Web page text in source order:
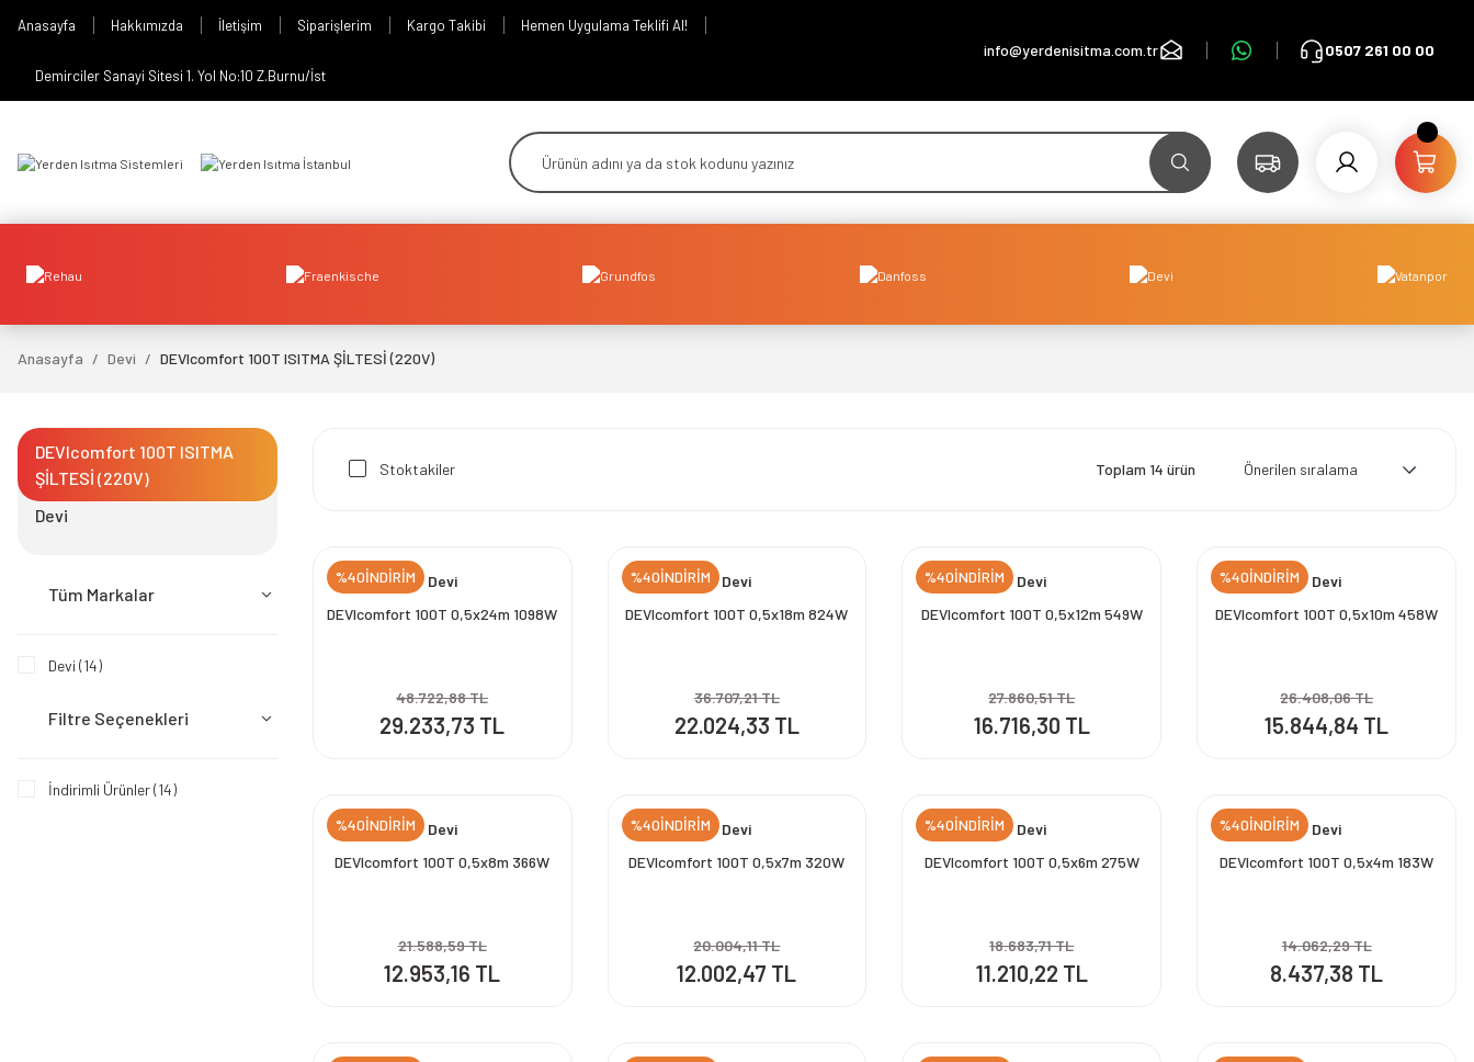
Anasayfa Hakkımızda İletişim Siparişlerim Kargo Takibi Hemen Uygulama Teklifi Al!
Demirciler Sanayi Sitesi 1. Yol No:10 Z.Burnu/İst
info@yerdenisitma.com.tr 0507 261 00 00
Anasayfa Devi DEVIcomfort 100T ISITMA ŞİLTESİ (220V)
DEVIcomfort 100T ISITMA
ŞİLTESİ (220V)
Devi
Tüm Markalar
Devi (14)
Filtre Seçenekleri
İndirimli Ürünler (14)
Stoktakiler Toplam 14 ürün
%40İNDİRİM
Devi
DEVIcomfort 100T 0,5x24m 1098W
48.722,88 TL
29.233,73 TL
%40İNDİRİM
Devi
DEVIcomfort 100T 0,5x18m 824W
36.707,21 TL
22.024,33 TL
%40İNDİRİM
Devi
DEVIcomfort 100T 0,5x12m 549W
27.860,51 TL
16.716,30 TL
%40İNDİRİM
Devi
DEVIcomfort 100T 0,5x10m 458W
26.408,06 TL
15.844,84 TL
%40İNDİRİM
Devi
DEVIcomfort 100T 0,5x8m 366W
21.588,59 TL
12.953,16 TL
%40İNDİRİM
Devi
DEVIcomfort 100T 0,5x7m 320W
20.004,11 TL
12.002,47 TL
%40İNDİRİM
Devi
DEVIcomfort 100T 0,5x6m 275W
18.683,71 TL
11.210,22 TL
%40İNDİRİM
Devi
DEVIcomfort 100T 0,5x4m 183W
14.062,29 TL
8.437,38 TL